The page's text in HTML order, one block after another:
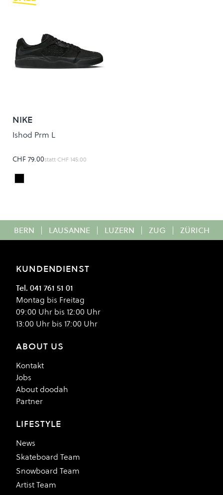
NIKE
Ishod Prm L
CHF 79.00statt CHF 145.00
Colour
Black/Black
BERN | LAUSANNE | LUZERN | ZUG | ZÜRICH
KUNDENDIENST
Tel. 041 761 51 01
Montag bis Freitag
09:00 Uhr bis 12:00 Uhr
13:00 Uhr bis 17:00 Uhr
ABOUT US
Kontakt
Jobs
About doodah
Partner
LIFESTYLE
News
Skateboard Team
Snowboard Team
Artist Team